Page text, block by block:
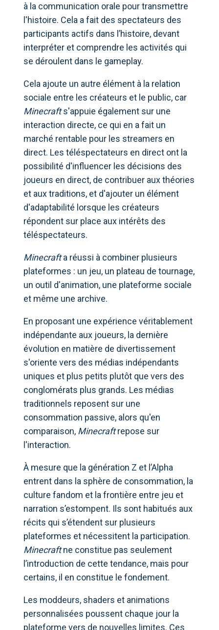
à la communication orale pour transmettre
l'histoire. Cela a fait des spectateurs des
participants actifs dans l’histoire, devant
interpréter et comprendre les activités qui
se déroulent dans le gameplay.
Cela ajoute un autre élément à la relation
sociale entre les créateurs et le public, car
Minecrafts'appuie également sur une
interaction directe, ce qui en a fait un
marché rentable pour les streamers en
direct. Les téléspectateurs en direct ont la
possibilité d'influencer les décisions des
joueurs en direct, de contribuer aux théories
et aux traditions, et d'ajouter un élément
d'adaptabilité lorsque les créateurs
répondent sur place aux intérêts des
téléspectateurs.
Minecrafta réussi à combiner plusieurs
plateformes : un jeu, un plateau de tournage,
un outil d'animation, une plateforme sociale
et même une archive.
En proposant une expérience véritablement
indépendante aux joueurs, la dernière
évolution en matière de divertissement
s'oriente vers des médias indépendants
uniques et plus petits plutôt que vers des
conglomérats plus grands. Les médias
traditionnels reposent sur une
consommation passive, alors qu'en
comparaison, Minecraftrepose sur
l'interaction.
À mesure que la génération Z et l’Alpha
entrent dans la sphère de consommation, la
culture fandom et la frontière entre jeu et
narration s’estompent. Ils sont habitués aux
récits qui s’étendent sur plusieurs
plateformes et nécessitent la participation.
Minecraftne constitue pas seulement
l’introduction de cette tendance, mais pour
certains, il en constitue le fondement.
Les moddeurs, shaders et animations
personnalisées poussent chaque jour la
plateforme vers de nouvelles limites. Ces